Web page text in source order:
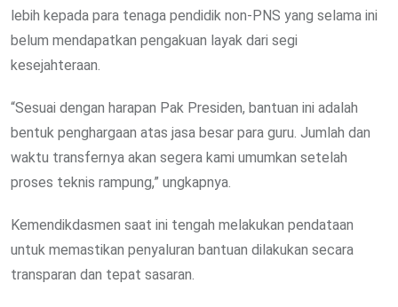
lebih kepada para tenaga pendidik non-PNS yang selama ini
belum mendapatkan pengakuan layak dari segi
kesejahteraan.
“Sesuai dengan harapan Pak Presiden, bantuan ini adalah
bentuk penghargaan atas jasa besar para guru. Jumlah dan
waktu transfernya akan segera kami umumkan setelah
proses teknis rampung,” ungkapnya.
Kemendikdasmen saat ini tengah melakukan pendataan
untuk memastikan penyaluran bantuan dilakukan secara
transparan dan tepat sasaran.